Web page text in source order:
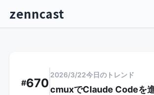
zenncast
#670
2026/3/22今日のトレンド
cmuxでClaude Codeを